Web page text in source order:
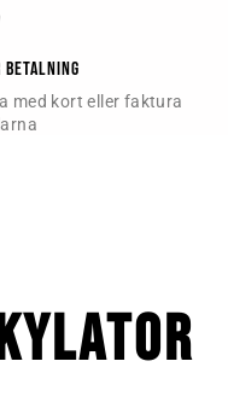
betalning
med kort eller faktura